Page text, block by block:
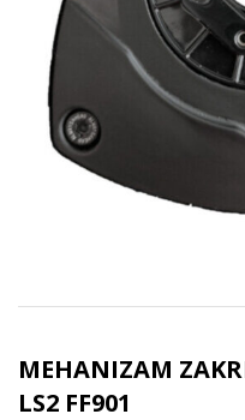
MEHANIZAM
LS2 FF901